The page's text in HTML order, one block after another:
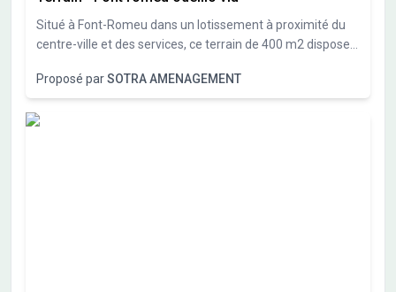
Situé à Font-Romeu dans un lotissement à proximité du
centre-ville et des services, ce terrain de 400 m2 dispose
montagnes. Pour imaginer votre future habitation, nous
avons conçu un projet de chalet que nous pouvons vous
présenter. Bel investissement dans un secteur très
Proposé parSOTRA AMENAGEMENT